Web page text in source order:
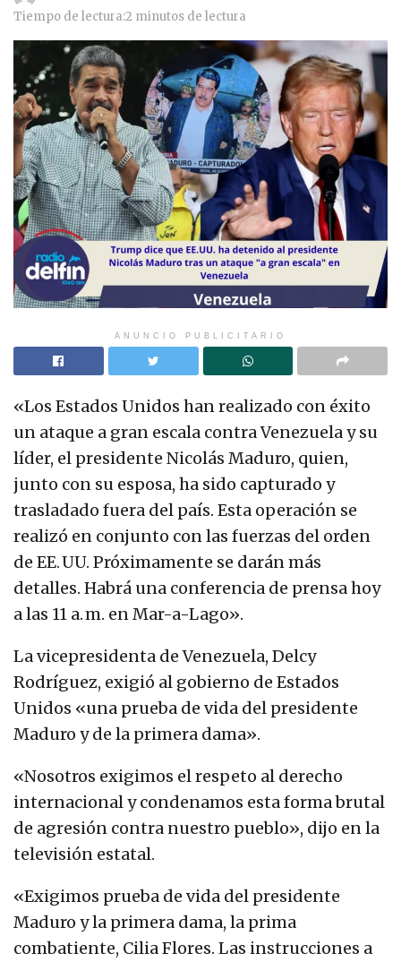
Tiempo de lectura:2 minutos de lectura
ANUNCIO PUBLICITARIO
«Los Estados Unidos han realizado con éxito
un ataque a gran escala contra Venezuela y su
líder, el presidente Nicolás Maduro, quien,
junto con su esposa, ha sido capturado y
trasladado fuera del país. Esta operación se
realizó en conjunto con las fuerzas del orden
de EE. UU. Próximamente se darán más
detalles. Habrá una conferencia de prensa hoy
a las 11 a. m. en Mar-a-Lago».
La vicepresidenta de Venezuela, Delcy
Rodríguez, exigió al gobierno de Estados
Unidos «una prueba de vida del presidente
Maduro y de la primera dama».
«Nosotros exigimos el respeto al derecho
internacional y condenamos esta forma brutal
de agresión contra nuestro pueblo», dijo en la
televisión estatal.
«Exigimos prueba de vida del presidente
Maduro y la primera dama, la prima
combatiente, Cilia Flores. Las instrucciones a